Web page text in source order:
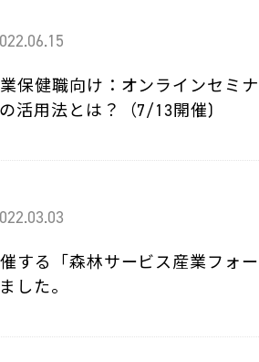
業保健職向け：オンラインセミ
活用法とは？（7/13開催)
する「森林サービス産業フォ
した。